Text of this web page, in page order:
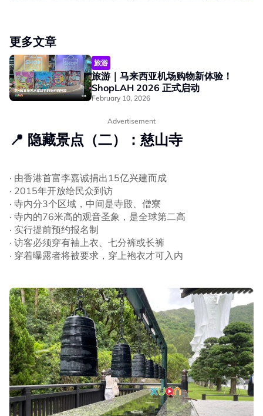
更多文章
旅游
旅游｜马来西亚机场购物新体验！
ShopLAH 2026 正式启动
February 10, 2026
Advertisement
📍 隐藏景点（二）：慈山寺
· 由香港首富李嘉诚捐出15亿兴建而成
· 2015年开放给民众到访
· 寺内分3个区域，中间是寺殿、僧寮
· 寺内的76米高的观音圣象，是全球第二高
· 实行提前预约报名制
· 访客必须穿有袖上衣、七分裤或长裤
· 穿着曝露者将被要求，穿上袍衣才可入内